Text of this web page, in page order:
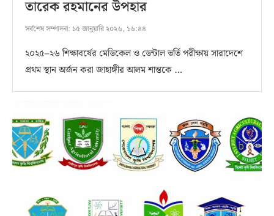
তারেক রহমানের উপহার
সর্বশেষ সম্পাদনা: ১৫ জানুয়ারি ২০২৬, ১৬:৪৪
২০২৫–২৬ শিক্ষাবর্ষের মেডিকেল ও ডেন্টাল ভর্তি পরীক্ষায় সারাদেশে
প্রথম স্থান অর্জন করা জাহাঙ্গীর আলম শান্তকে …